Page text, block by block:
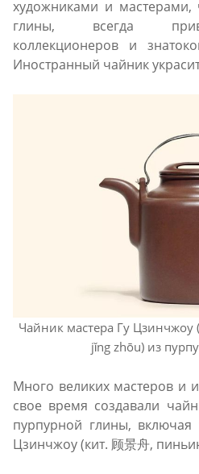
художниками и мастерами,
глины, всегда
коллекционеров и
Иностранный чайник
Чайник мастера Гу Цзинчжоу
jǐng zhōu) из
Много великих мастеров и
свое время создавали
пурпурной глины, включая
Цзинчжоу (кит. 顾景舟,